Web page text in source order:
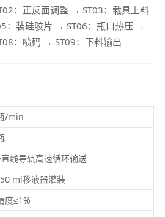
：正反面调整 → ST03：载具上料
：装硅胶片 → ST06：瓶口热压 →
：喷码 → ST09：下料输出
/min
线导轨高速循环输送
ml移液器灌装
度≤1%